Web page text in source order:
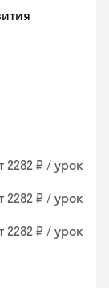
2282 ₽ / урок
2282 ₽ / урок
2282 ₽ / урок